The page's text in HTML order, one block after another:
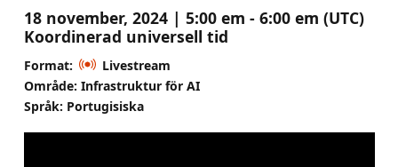
18 november, 2024 | 5:00 em - 6:00 em (UTC)
Koordinerad universell tid
Format:
Livestream
Område: Infrastruktur för AI
Språk: Portugisiska